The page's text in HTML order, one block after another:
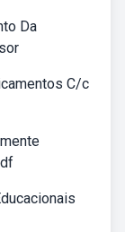
Da
C/c